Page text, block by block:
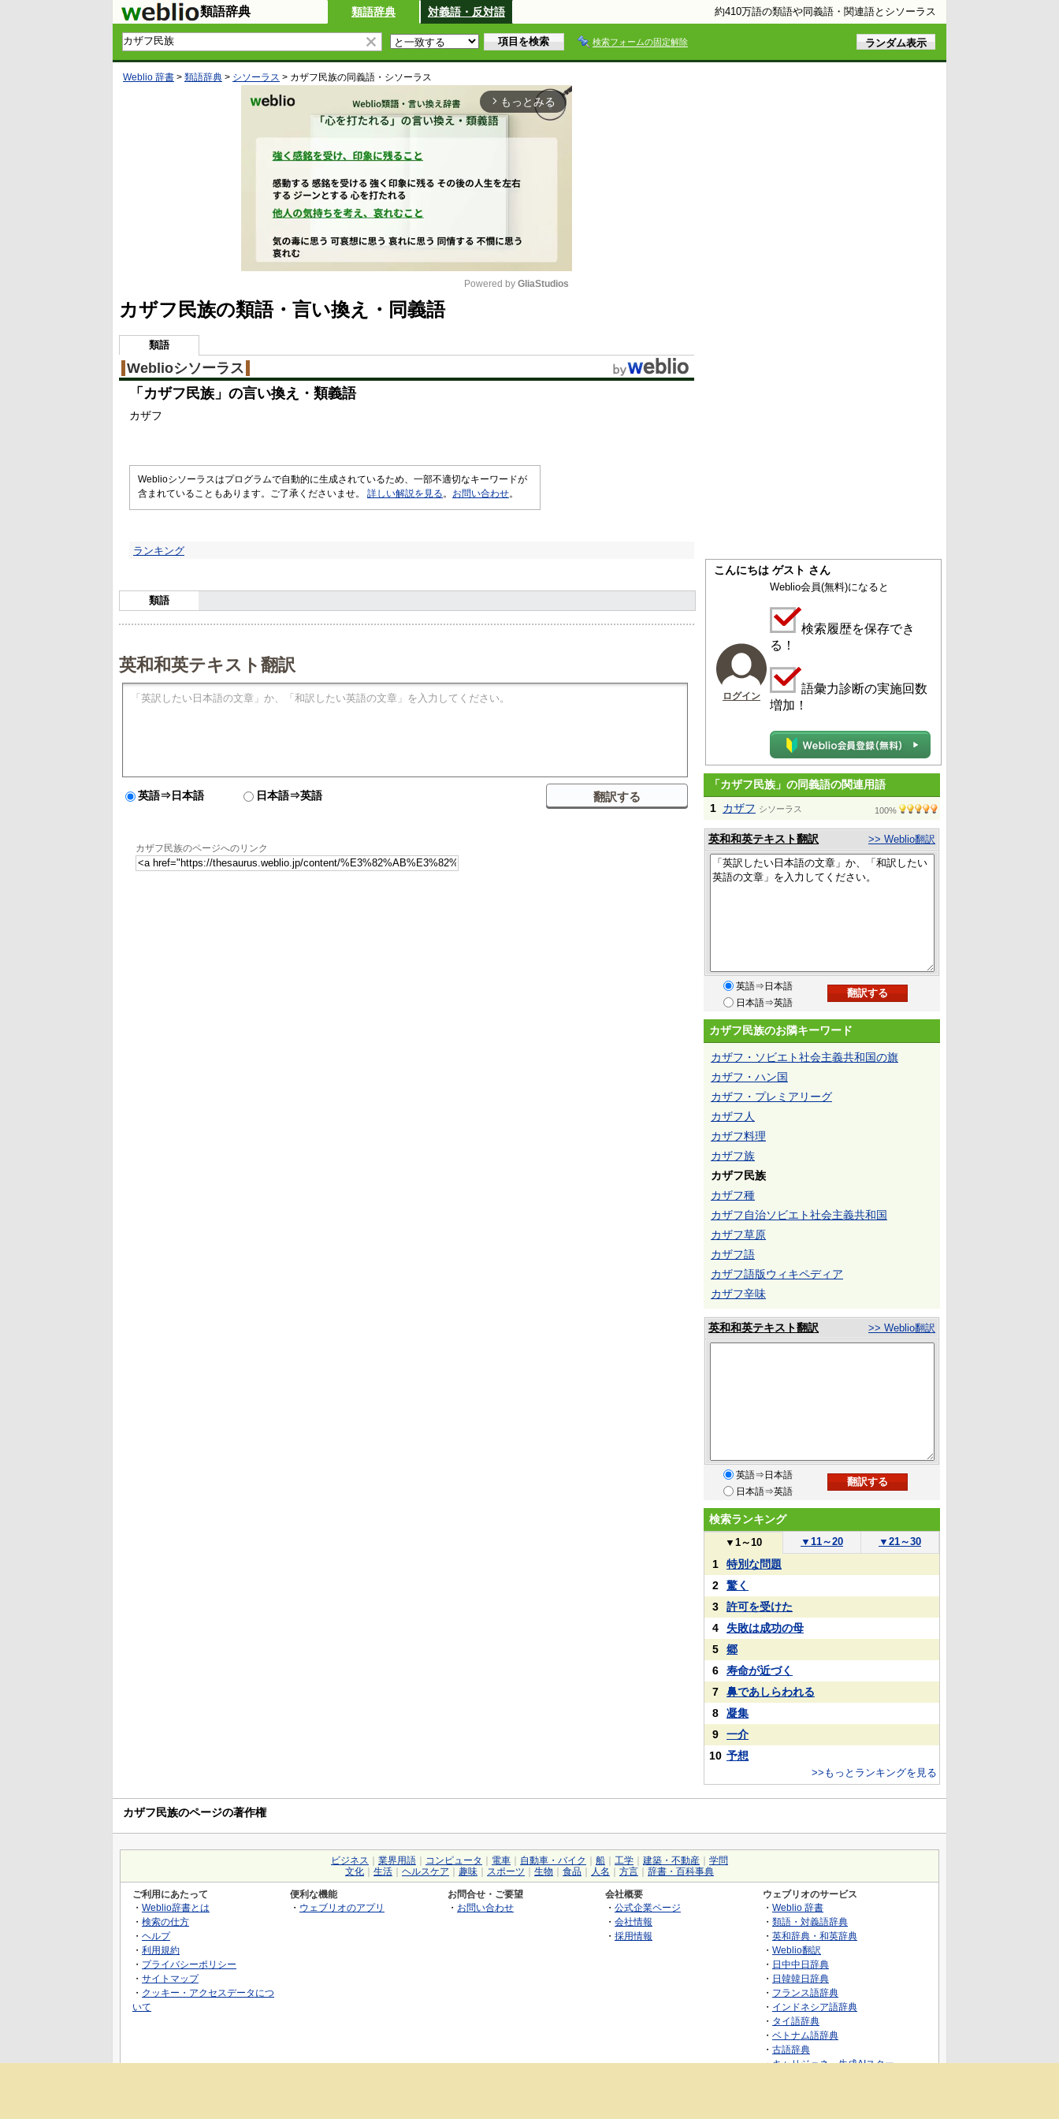
類語辞典 類語辞典 対義語・反対語 約410万語の類語や同義語・関連語とシソーラス
検索フォームの固定解除
Weblio 辞書 > 類語辞典 > シソーラス > カザフ民族の同義語・シソーラス
arrow_forward_ios もっとみる
Powered by GliaStudios
カザフ民族の類語・言い換え・同義語
類語
Weblioシソーラス
「 カザフ民族 」の言い換え・類義語
カザフ
Weblioシソーラスはプログラムで自動的に生成されているため、一部不適切なキーワードが
含まれていることもあります。ご了承くださいませ。 詳しい解説を見る 。 お問い合わせ。
ランキング
類語
英和和英テキスト翻訳
英語⇒日本語 日本語⇒英語
カザフ民族のページへのリンク
こんにちは ゲスト さん
ログイン
Weblio会員(無料)になると
検索履歴を保存でき
る！
語彙力診断の実施回数
増加！
「カザフ民族」の同義語の関連用語
1 カザフ シソーラス 100%
英和和英テキスト翻訳 >> Weblio翻訳
英語⇒日本語
日本語⇒英語
カザフ民族のお隣キーワード
カザフ・ソビエト社会主義共和国の旗
カザフ・ハン国
カザフ・プレミアリーグ
カザフ人
カザフ料理
カザフ族
カザフ民族
カザフ種
カザフ自治ソビエト社会主義共和国
カザフ草原
カザフ語
カザフ語版ウィキペディア
カザフ辛味
英和和英テキスト翻訳 >> Weblio翻訳
英語⇒日本語
日本語⇒英語
検索ランキング
▼ 1～10 ▼ 11～20 ▼ 21～30
1
特別な問題
2
驚く
3
許可を受けた
4
失敗は成功の母
5
郷
6
寿命が近づく
7
鼻であしらわれる
8
凝集
9
一介
10 予想
>>もっとランキングを見る
カザフ民族のページの著作権
ビジネス 業界用語 コンピュータ 電車 自動車・バイク 船 工学 建築・不動産
学問
文化
生活 ヘルスケア 趣味 スポーツ 生物 食品 人名 方言 辞書・百科事典
ご利用にあたって
・ Weblio辞書とは
・ 検索の仕方
・ ヘルプ
・ 利用規約
・ プライバシーポリシー
・ サイトマップ
・ クッキー・アクセスデータにつ
いて
便利な機能
・ ウェブリオのアプリ
お問合せ・ご要望
・ お問い合わせ
会社概要
・ 公式企業ページ
・ 会社情報
・ 採用情報
ウェブリオのサービス
・ Weblio 辞書
・ 類語・対義語辞典
・ 英和辞典・和英辞典
・ Weblio翻訳
・ 日中中日辞典
・ 日韓韓日辞典
・ フランス語辞典
・ インドネシア語辞典
・ タイ語辞典
・ ベトナム語辞典
・ 古語辞典
・キャリジェネ～生成AIスクー